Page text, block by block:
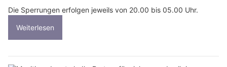
Die Sperrungen erfolgen jeweils von 20.00 bis 05.00 Uhr.
Weiterlesen